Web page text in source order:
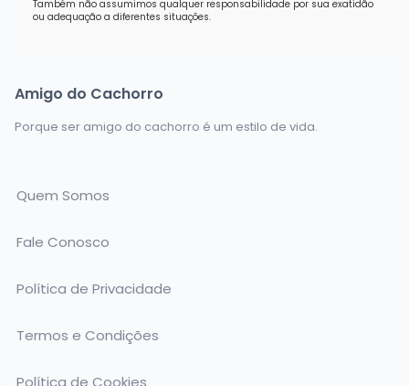
Também não assumimos qualquer responsabilidade por sua exatidão
ou adequação a diferentes situações.
Amigo do Cachorro
Porque ser amigo do cachorro é um estilo de vida.
Quem Somos
Fale Conosco
Política de Privacidade
Termos e Condições
Política de Cookies